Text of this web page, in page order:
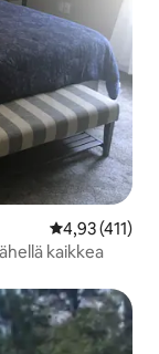
4,93 (411)
kaikkea